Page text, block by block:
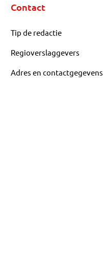
Contact
Tip de redactie
Regioverslaggevers
Adres en contactgegevens